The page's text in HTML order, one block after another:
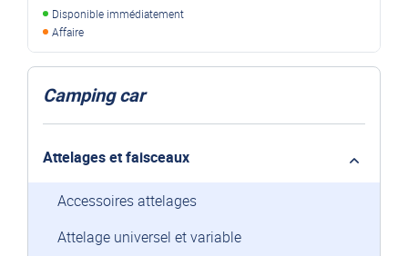
Disponible immédiatement
Affaire
Camping car
Attelages et faisceaux
Accessoires attelages
Attelage universel et variable